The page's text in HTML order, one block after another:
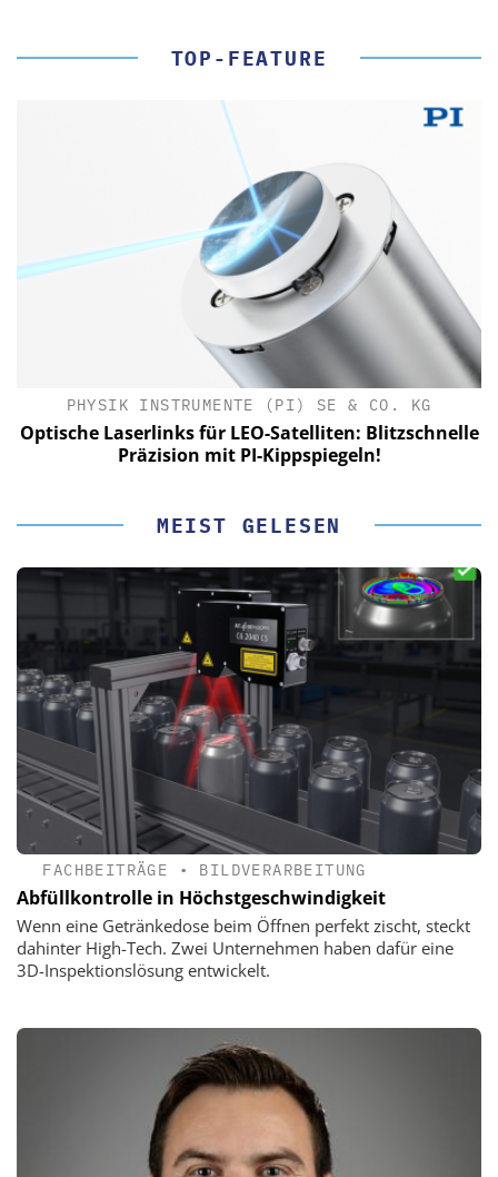
TOP-FEATURE
PHYSIK INSTRUMENTE (PI) SE & CO. KG
Optische Laserlinks für LEO-Satelliten: Blitzschnelle
Präzision mit PI-Kippspiegeln!
MEIST GELESEN
FACHBEITRÄGE • BILDVERARBEITUNG
Abfüllkontrolle in Höchstgeschwindigkeit
Wenn eine Getränkedose beim Öffnen perfekt zischt, steckt
dahinter High-Tech. Zwei Unternehmen haben dafür eine
3D-Inspektionslösung entwickelt.